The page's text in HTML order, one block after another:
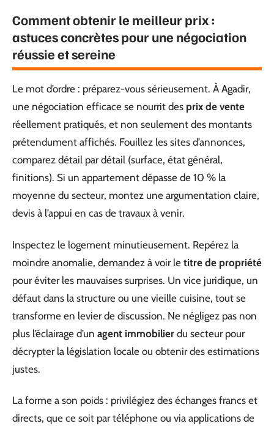
Comment obtenir le meilleur prix :
astuces concrètes pour une négociation
réussie et sereine
Le mot d’ordre : préparez-vous sérieusement. À Agadir,
une négociation efficace se nourrit des prix de vente
réellement pratiqués, et non seulement des montants
prétendument affichés. Fouillez les sites d’annonces,
comparez détail par détail (surface, état général,
finitions). Si un appartement dépasse de 10 % la
moyenne du secteur, montez une argumentation claire,
devis à l’appui en cas de travaux à venir.
Inspectez le logement minutieusement. Repérez la
moindre anomalie, demandez à voir le titre de propriété
pour éviter les mauvaises surprises. Un vice juridique, un
défaut dans la structure ou une vieille cuisine, tout se
transforme en levier de discussion. Ne négligez pas non
plus l’éclairage d’un agent immobilier du secteur pour
décrypter la législation locale ou obtenir des estimations
justes.
La forme a son poids : privilégiez des échanges francs et
directs, que ce soit par téléphone ou via applications de